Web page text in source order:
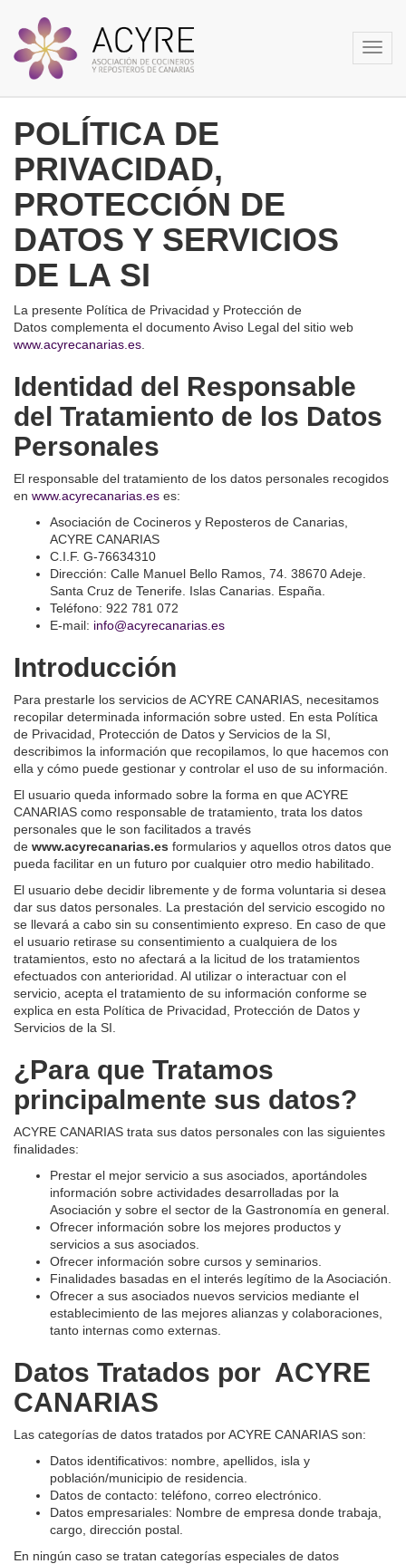
POLÍTICA DE
PRIVACIDAD,
PROTECCIÓN DE
DATOS Y SERVICIOS
DE LA SI
La presente Política de Privacidad y Protección de
Datos complementa el documento Aviso Legal del sitio web
www.acyrecanarias.es
Identidad del Responsable
del Tratamiento de los Datos
Personales
El responsable del tratamiento de los datos personales recogidos
en www.acyrecanarias.es es:
Asociación de Cocineros y Reposteros de Canarias,
ACYRE CANARIAS
C.I.F. G-76634310
Dirección: Calle Manuel Bello Ramos, 74. 38670 Adeje.
Santa Cruz de Tenerife. Islas Canarias. España.
Teléfono: 922 781 072
E-mail: info@acyrecanarias.es
Introducción
Para prestarle los servicios de ACYRE CANARIAS, necesitamos
recopilar determinada información sobre usted. En esta Política
de Privacidad, Protección de Datos y Servicios de la SI,
describimos la información que recopilamos, lo que hacemos con
ella y cómo puede gestionar y controlar el uso de su información.
El usuario queda informado sobre la forma en que ACYRE
CANARIAS como responsable de tratamiento, trata los datos
personales que le son facilitados a través
de www.acyrecanarias.es formularios y aquellos otros datos que
pueda facilitar en un futuro por cualquier otro medio habilitado.
El usuario debe decidir libremente y de forma voluntaria si desea
dar sus datos personales. La prestación del servicio escogido no
se llevará a cabo sin su consentimiento expreso. En caso de que
el usuario retirase su consentimiento a cualquiera de los
tratamientos, esto no afectará a la licitud de los tratamientos
efectuados con anterioridad. Al utilizar o interactuar con el
servicio, acepta el tratamiento de su información conforme se
explica en esta Política de Privacidad, Protección de Datos y
Servicios de la SI.
¿Para que Tratamos
principalmente sus datos?
ACYRE CANARIAS trata sus datos personales con las siguientes
finalidades:
Prestar el mejor servicio a sus asociados, aportándoles
información sobre actividades desarrolladas por la
Asociación y sobre el sector de la Gastronomía en general.
Ofrecer información sobre los mejores productos y
servicios a sus asociados.
Ofrecer información sobre cursos y seminarios.
Finalidades basadas en el interés legítimo de la Asociación.
Ofrecer a sus asociados nuevos servicios mediante el
establecimiento de las mejores alianzas y colaboraciones,
tanto internas como externas.
Datos Tratados por ACYRE
CANARIAS
Las categorías de datos tratados por ACYRE CANARIAS son:
Datos identificativos: nombre, apellidos, isla y
población/municipio de residencia.
Datos de contacto: teléfono, correo electrónico.
Datos empresariales: Nombre de empresa donde trabaja,
cargo, dirección postal.
En ningún caso se tratan categorías especiales de datos